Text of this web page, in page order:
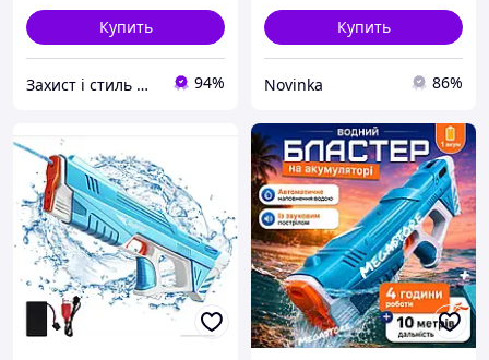
Купить
Захист і стиль — в одному магазині 94%
Купить
Novinka 86%